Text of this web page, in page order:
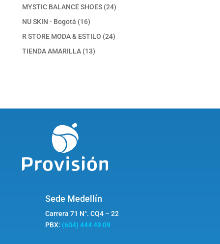
productos
MYSTIC BALANCE SHOES 2424
NU SKIN - Bogotá 1616
productos
R STORE MODA & ESTILO 2424
TIENDA AMARILLA 1313
Sede Medellín
Carrera 71 N°. CQ4 – 22
PBX: (604) 444 49 09